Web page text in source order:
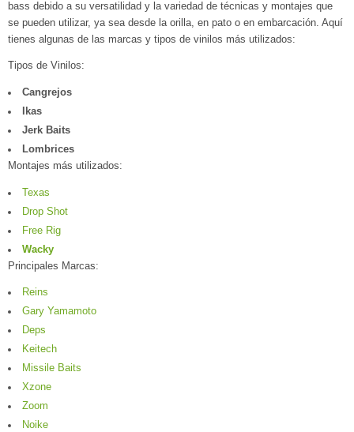
bass debido a su versatilidad y la variedad de técnicas y montajes que
se pueden utilizar, ya sea desde la orilla, en pato o en embarcación. Aquí
tienes algunas de las marcas y tipos de vinilos más utilizados:
Tipos de Vinilos:
Cangrejos
Ikas
Jerk Baits
Lombrices
Montajes más utilizados:
Texas
Drop Shot
Free Rig
Wacky
Principales Marcas:
Reins
Gary Yamamoto
Deps
Keitech
Missile Baits
Xzone
Zoom
Noike